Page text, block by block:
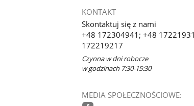
KONTAKT
Skontaktuj się z nami
+48 172304941; +48
172219217
Czynna w dni robocze
w godzinach 7:30-15:30
MEDIA SPOŁECZNOŚCIOWE: